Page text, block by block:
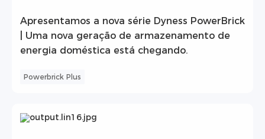
Apresentamos a nova série Dyness PowerBrick
| Uma nova geração de armazenamento de
energia doméstica está chegando.
Powerbrick Plus